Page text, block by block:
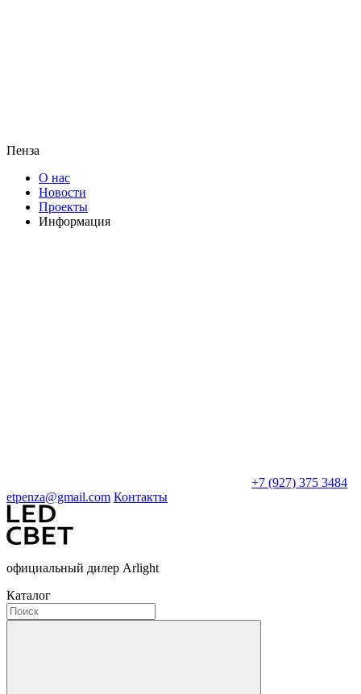
Пенза
О нас
Новости
Проекты
Информация
+7 (927) 375 3484
etpenza@gmail.com Контакты
официальный дилер Arlight
Каталог